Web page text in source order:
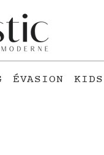
ÉVASION KIDS